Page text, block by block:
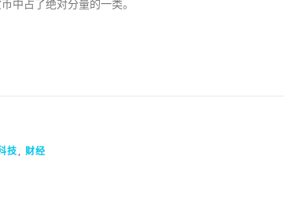
中占了绝对分量的一类。
技, 财经